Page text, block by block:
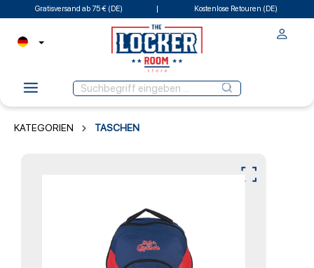
Gratisversand ab 75 € (DE) Kostenlose Retouren (DE)
KATEGORIEN TASCHEN